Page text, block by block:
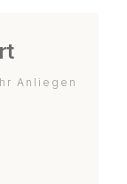
Anliegen